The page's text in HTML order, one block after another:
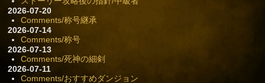
2026-07-20
Comments/称号継承
2026-07-14
Comments/称号
2026-07-13
Comments/死神の細剣
2026-07-11
Comments/おすすめダンジョン